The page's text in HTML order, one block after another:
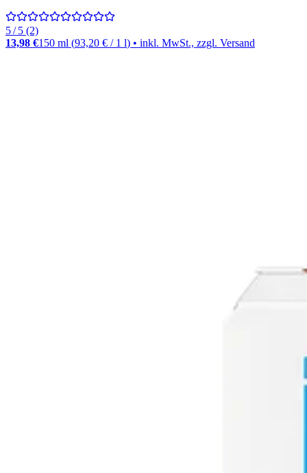
5 / 5 (2)
13,98 €150 ml (93,20 € / 1 l) • inkl. MwSt., zzgl. Versand